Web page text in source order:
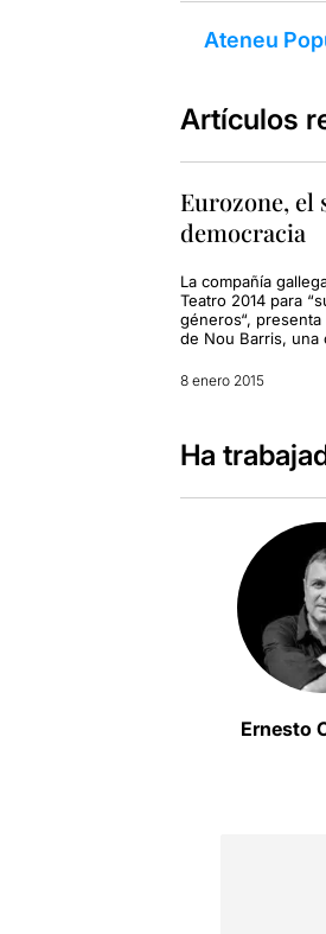
Ateneu
Artículos
Eurozone, el
democracia
La compañía
Teatro 2014 para
géneros“,
de Nou Barris,
8 enero 2015
Ha
Ernesto